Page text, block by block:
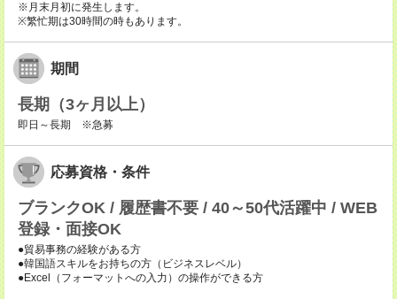
※月末月初に発生します。
※繁忙期は30時間の時もあります。
期間
長期（3ヶ月以上）
即日～長期 ※急募
応募資格・条件
ブランクOK / 履歴書不要 / 40～50代活躍中 / WEB
登録・面接OK
●貿易事務の経験がある方
●韓国語スキルをお持ちの方（ビジネスレベル）
●Excel（フォーマットへの入力）の操作ができる方